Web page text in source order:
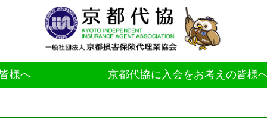
様へ 京都代協に入会をお考えの皆様